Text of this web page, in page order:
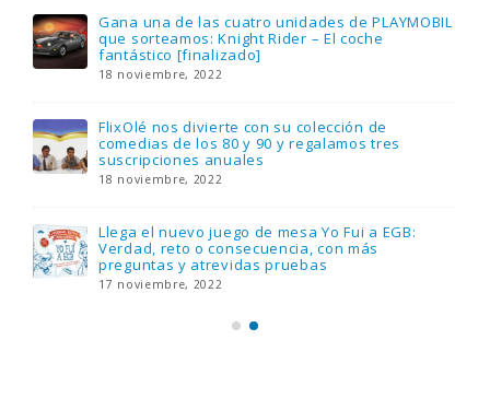
Gana una de las cuatro unidades de PLAYMOBIL
que sorteamos: Knight Rider – El coche
fantástico [finalizado]
18 noviembre, 2022
FlixOlé nos divierte con su colección de
comedias de los 80 y 90 y regalamos tres
suscripciones anuales
18 noviembre, 2022
Llega el nuevo juego de mesa Yo Fui a EGB:
Verdad, reto o consecuencia, con más
preguntas y atrevidas pruebas
17 noviembre, 2022